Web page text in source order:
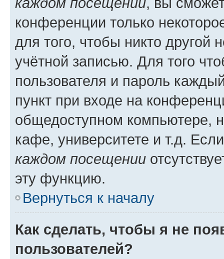
конференции только
для того, чтобы никто другой
учётной записью. Для того
пользователя и пароль
пункт при входе на
общедоступном компьютере,
кафе, университете и т.д.
каждом посещении
эту функцию.
Вернуться к началу
Как сделать, чтобы я не
пользователей?